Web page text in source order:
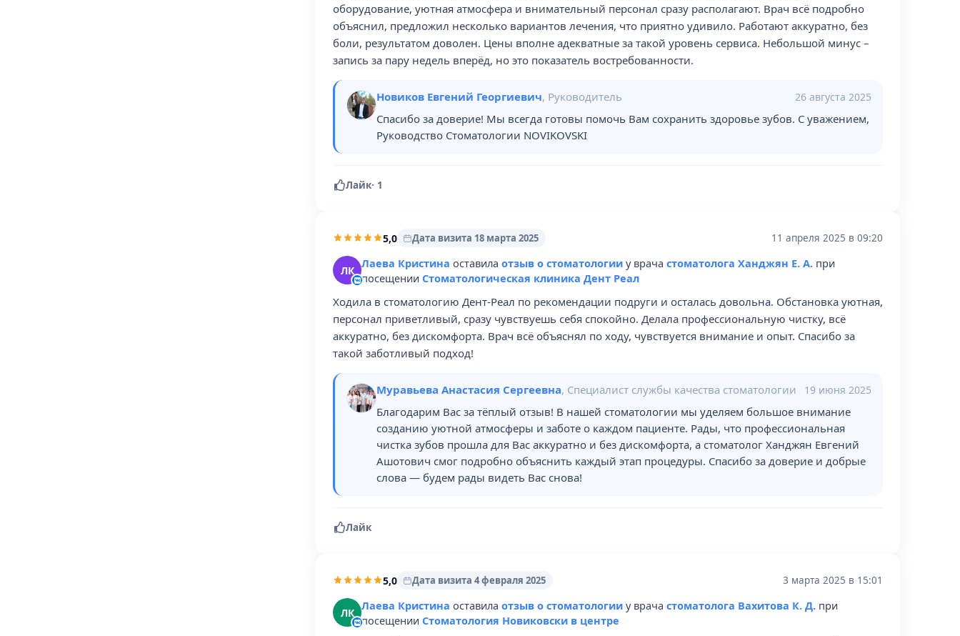
оборудование, уютная атмосфера и внимательный персонал сразу располагают. Врач всё подробно
объяснил, предложил несколько вариантов лечения, что приятно удивило. Работают аккуратно, без
боли, результатом доволен. Цены вполне адекватные за такой уровень сервиса. Небольшой минус –
запись за пару недель вперёд, но это показатель востребованности.
Новиков Евгений Георгиевич, Руководитель 26 августа 2025
Спасибо за доверие! Мы всегда готовы помочь Вам сохранить здоровье зубов. С уважением,
Руководство Стоматологии NOVIKOVSKI
Лайк· 1
5,0 Дата визита 18 марта 2025 11 апреля 2025 в 09:20
ЛК Лаева Кристина оставила отзыв о стоматологии у врача стоматолога Ханджян Е. А. при
посещении Стоматологическая клиника Дент Реал
Ходила в стоматологию Дент-Реал по рекомендации подруги и осталась довольна. Обстановка уютная,
персонал приветливый, сразу чувствуешь себя спокойно. Делала профессиональную чистку, всё
аккуратно, без дискомфорта. Врач всё объяснял по ходу, чувствуется внимание и опыт. Спасибо за
такой заботливый подход!
Муравьева Анастасия Сергеевна, Специалист службы качества стоматологии 19 июня 2025
Благодарим Вас за тёплый отзыв! В нашей стоматологии мы уделяем большое внимание
созданию уютной атмосферы и заботе о каждом пациенте. Рады, что профессиональная
чистка зубов прошла для Вас аккуратно и без дискомфорта, а стоматолог Ханджян Евгений
Ашотович смог подробно объяснить каждый этап процедуры. Спасибо за доверие и добрые
слова — будем рады видеть Вас снова!
Лайк
5,0 Дата визита 4 февраля 2025 3 марта 2025 в 15:01
ЛК Лаева Кристина оставила отзыв о стоматологии у врача стоматолога Вахитова К. Д. при
посещении Стоматология Новиковски в центре